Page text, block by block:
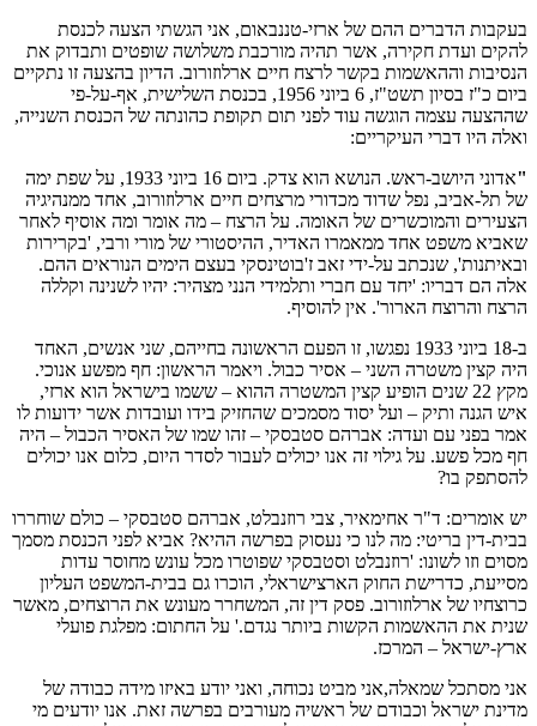
בעקבות הדברים ההם של ארזי-טננבאום, אני הגשתי הצעה לכנסת
להקים ועדת חקירה, אשר תהיה מורכבת משלושה שופטים ותבדוק את
הנסיבות וההאשמות בקשר לרצח חיים ארלוזורוב. הדיון בהצעה זו נתקיים
ביום כ"ז בסיון תשט"ז, 6 ביוני 1956, בכנסת השלישית, אף-על-פי
שההצעה עצמה הוגשה עוד לפני תום תקופת כהונתה של הכנסת השנייה,
ואלה היו דברי העיקריים:
"
אדוני היושב-ראש. הנושא הוא צדק. ביום 16 ביוני 1933, על שפת ימה
של תל-אביב, נפל שדוד מכדורי מרצחים חיים ארלוזורוב, אחד ממנהיגיה
הצעירים והמוכשרים של האומה. על הרצח – מה אומר ומה אוסיף לאחר
שאביא משפט אחד ממאמרו האדיר, ההיסטורי של מורי ורבי, 'בקרירות
ובאיתנות', שנכתב על-ידי זאב ז'בוטינסקי בעצם הימים הנוראים ההם.
אלה הם דבריו: 'יחד עם חברי ותלמידי הנני מצהיר: יהיו לשנינה וקללה
הרצח והרוצח הארור'. אין להוסיף.
ב-18 ביוני 1933 נפגשו, זו הפעם הראשונה בחייהם, שני אנשים, האחד
היה קצין משטרה השני – אסיר כבול. ויאמר הראשון: חף מפשע אנוכי.
מקץ 22 שנים הופיע קצין המשטרה ההוא – ששמו בישראל הוא ארזי,
איש הגנה ותיק – ועל יסוד מסמכים שהחזיק בידו ועובדות אשר ידועות לו
אמר בפני עם ועדה: אברהם סטבסקי – זהו שמו של האסיר הכבול – היה
חף מכל פשע. על גילוי זה אנו יכולים לעבור לסדר היום, כלום אנו יכולים
להסתפק בו?
יש אומרים: ד"ר אחימאיר, צבי רוזנבלט, אברהם סטבסקי – כולם שוחררו
בבית-דין בריטי: מה לנו כי נעסוק בפרשה ההיא? אביא לפני הכנסת מסמך
מסוים וזו לשונו: 'רוזנבלט וסטבסקי שפוטרו מכל עונש מחוסר עדות
מסייעת, כדרישת החוק הארצישראלי, הוכרו גם בבית-המשפט העליון
כרוצחיו של ארלוזורוב. פסק דין זה, המשחרר מעונש את הרוצחים, מאשר
שנית את ההאשמות הקשות ביותר נגדם.' על החתום: מפלגת פועלי
ארץ-ישראל – המרכז.
אני מסתכל שמאלה,אני מביט נכוחה, ואני יודע באיזו מידה כבודה של
מדינת ישראל וכבודם של ראשיה מעורבים בפרשה זאת. אנו יודעים מי